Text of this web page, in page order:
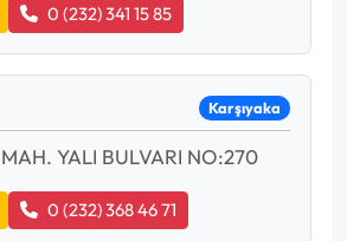
0 (232) 341 15 85
Karşıyaka
YALI BULVARI NO:270
0 (232) 368 46 71